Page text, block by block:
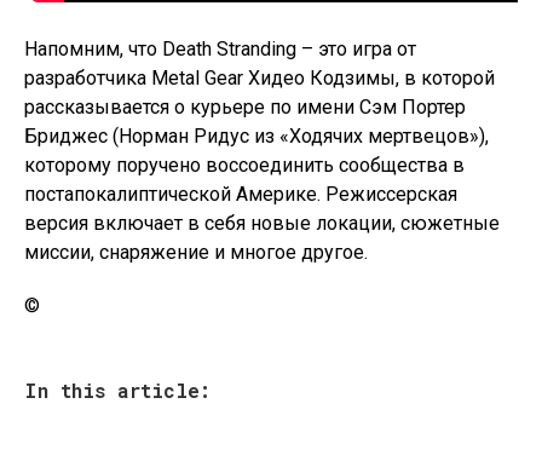
Напомним, что Death Stranding – это игра от
разработчика Metal Gear Хидео Кодзимы, в которой
рассказывается о курьере по имени Сэм Портер
Бриджес (Норман Ридус из «Ходячих мертвецов»),
которому поручено воссоединить сообщества в
постапокалиптической Америке. Режиссерская
версия включает в себя новые локации, сюжетные
миссии, снаряжение и многое другое.
©
In this article: